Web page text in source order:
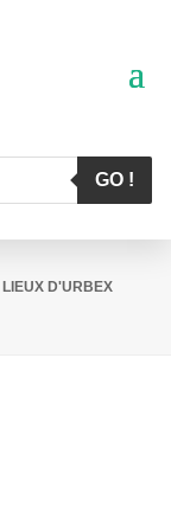
GO !
LIEUX D'URBEX